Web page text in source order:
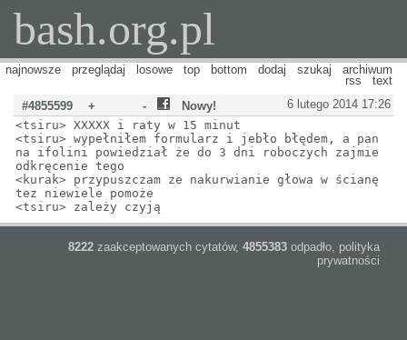
bash.org.pl
najnowsze przeglądaj losowe top bottom dodaj szukaj
archiwum
rss
text
6 lutego 2014 17:26
#4855599 + -
Nowy!
<tsiru> XXXXX i raty w 15 minut
<tsiru> wypełniłem formularz i jebło błędem, a pan
na ifolini powiedział że do 3 dni roboczych zajmie
odkręcenie tego
<kurak> przypuszczam ze nakurwianie głowa w ścianę
tez niewiele pomoże
<tsiru> zależy czyją
8222 zaakceptowanych cytatów, 4855383 odpadło, polityka
prywatności